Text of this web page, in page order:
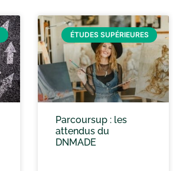
ÉTUDES SUPÉRIEURES
Parcoursup : les
attendus du
DNMADE